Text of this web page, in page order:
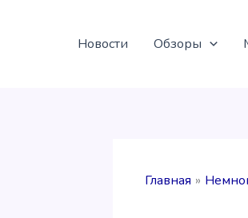
Новости Обзоры
Главная